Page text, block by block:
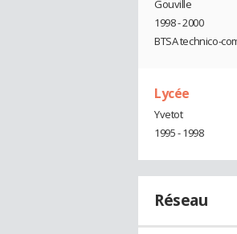
Gouville
1998 - 2000
BTSA technico-
Lycée
Yvetot
1995 - 1998
Réseau